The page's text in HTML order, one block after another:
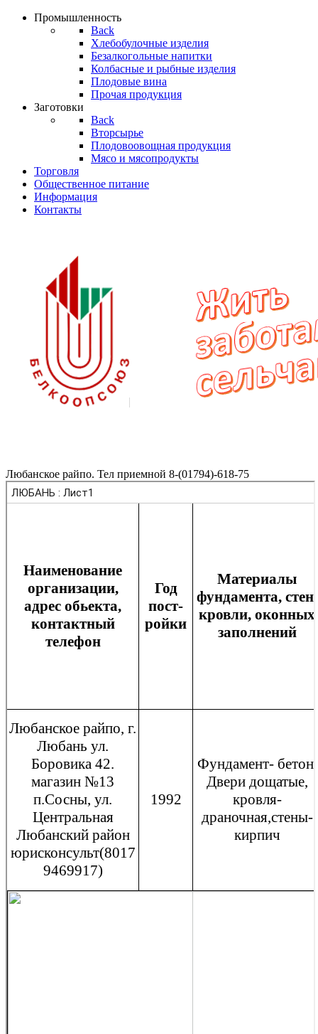
Промышленность
Back
Хлебобулочные изделия
Безалкогольные напитки
Колбасные и рыбные изделия
Плодовые вина
Прочая продукция
Заготовки
Back
Вторсырье
Плодовоовощная продукция
Мясо и мясопродукты
Торгoвля
Общественное питание
Информация
Контакты
Любанское райпо. Тел приемной 8-(01794)-618-75